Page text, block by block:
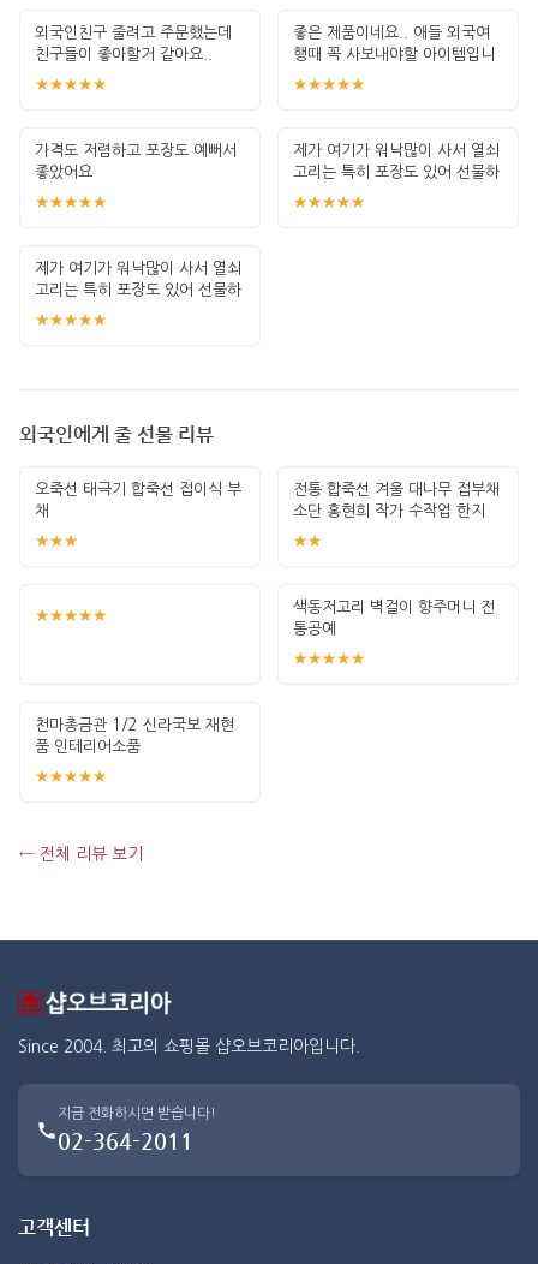
외국인친구 줄려고 주문했는데
친구들이 좋아할거 같아요..
★★★★★
좋은 제품이네요.. 애들 외국여
행때 꼭 사보내야할 아이템입니
다. 잘 썻습
★★★★★
가격도 저렴하고 포장도 예뻐서
좋았어요
★★★★★
제가 여기가 워낙많이 사서 열쇠
고리는 특히 포장도 있어 선물하
기 좋고 퀄
★★★★★
제가 여기가 워낙많이 사서 열쇠
고리는 특히 포장도 있어 선물하
기 좋고 퀄
★★★★★
외국인에게 줄 선물 리뷰
오죽선 태극기 합죽선 접이식 부
채
★★★
전통 합죽선 겨울 대나무 접부채
소단 홍현희 작가 수작업 한지
그림 고급
★★
★★★★★
색동저고리 벽걸이 향주머니 전
통공예
★★★★★
천마총금관 1/2 신라국보 재현
품 인테리어소품
★★★★★
← 전체 리뷰 보기
Since 2004. 최고의 쇼핑몰 샵오브코리아입니다.
지금 전화하시면 받습니다!
02-364-2011
고객센터